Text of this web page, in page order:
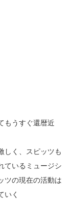
もうすぐ還暦近
しく、スピッツも
ているミュージシ
ツの現在の活動は
いく